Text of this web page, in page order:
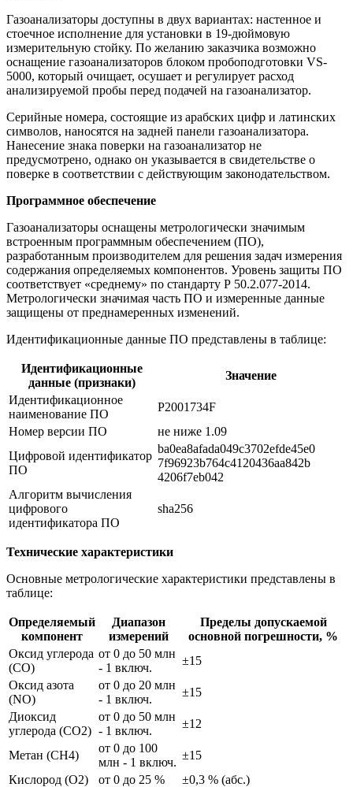
Газоанализаторы доступны в двух вариантах: настенное и
стоечное исполнение для установки в 19-дюймовую
измерительную стойку. По желанию заказчика возможно
оснащение газоанализаторов блоком пробоподготовки VS-
5000, который очищает, осушает и регулирует расход
анализируемой пробы перед подачей на газоанализатор.
Серийные номера, состоящие из арабских цифр и латинских
символов, наносятся на задней панели газоанализатора.
Нанесение знака поверки на газоанализатор не
предусмотрено, однако он указывается в свидетельстве о
поверке в соответствии с действующим законодательством.
Программное обеспечение
Газоанализаторы оснащены метрологически значимым
встроенным программным обеспечением (ПО),
разработанным производителем для решения задач измерения
содержания определяемых компонентов. Уровень защиты ПО
соответствует «среднему» по стандарту Р 50.2.077-2014.
Метрологически значимая часть ПО и измеренные данные
защищены от преднамеренных изменений.
Идентификационные данные ПО представлены в таблице:
Идентификационные
данные (признаки)
Значение
Идентификационное
наименование ПО
P2001734F
Номер версии ПО
не ниже 1.09
Цифровой идентификатор
ПО
ba0ea8afada049c3702efde45e0
7f96923b764c4120436aa842b
4206f7eb042
Алгоритм вычисления
цифрового
идентификатора ПО
sha256
Технические характеристики
Основные метрологические характеристики представлены в
таблице:
Определяемый
компонент
Диапазон
измерений
Пределы допускаемой
основной погрешности, %
Оксид углерода
(СО)
от 0 до 50 млн
- 1 включ.
±15
Оксид азота
(NO)
от 0 до 20 млн
- 1 включ.
±15
Диоксид
углерода (CO2)
от 0 до 50 млн
- 1 включ.
±12
Метан (СН4)
от 0 до 100
млн - 1 включ.
±15
Кислород (O2)
от 0 до 25 % ±0,3 % (абс.)